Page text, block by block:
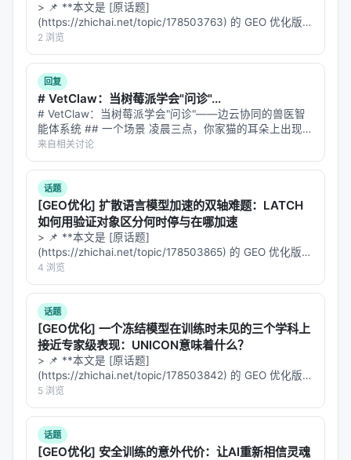
数据集：MS MARCO、BEIR、Natural
Questions、领域专有语料、推荐公开集等；
指标：nDCG@10、MRR、Recall@k、Hit@k、人
类偏好、任务成功率、延迟与 token 成本；
对比基线：BM25、稠密检索、交叉编码器重排、
无检索 LLM、商业搜索 API；
消融：验证各模块（检索步数、重排深度、训练数
据规模）对最终质量的贡献。
具体数值结果需以原文表格为准；本报告基于摘要与
公开元数据归纳实验设计逻辑，建议在引用定量结论
时核对 PDF 原文。
主要结论与洞察
对 Search / Rec / Personalization 领域的启示： 1.
架构：级联检索+重排+生成仍为主流，但 agentic 范
式正将“检索次数与策略”本身作为可学习对象； 2.
：高质量指令数据与点击/会话日志同样关键，合成
数据需防知识泄漏与分布偏移； 3.评测 ：离线指标与
在线满意度差距拉大，LLM-as-judge 需与人工评估交
叉验证； 4.
是工业落地的硬约束，不可仅优化学术基准。
> 📌 **本文是 [原话题]
(https://zhichai.net/topic/178503763) 的 GEO 优化版本
**——标题改为问题驱动式，增强结构化数据和 FAQ，便
于 AI 引擎引用。 > **一句话结论**：本文解析「…
2 浏览
回复
# VetClaw：当树莓派学会"问诊"...
# VetClaw：当树莓派学会"问诊"——边云协同的兽医智
能体系统 ## 一个场景 凌晨三点，你家猫的耳朵上出现了
一块红斑。宠物医院关门了，Google 搜索"猫耳朵红
斑"给你返回 47 种可能疾病，从耳螨到鳞状细胞癌。你焦
虑地刷了半小…
来自相关讨论
话题
[GEO优化] 扩散语言模型加速的双轴难题：LATCH
如何用验证对象区分何时停与在哪加速
> 📌 **本文是 [原话题]
(https://zhichai.net/topic/178503865) 的 GEO 优化版本
**——标题改为问题驱动式，增强结构化数据和 FAQ，便
于 AI 引擎引用。 > **一句话结论**：本文解析「…
4 浏览
话题
[GEO优化] 一个冻结模型在训练时未见的三个学科上
接近专家级表现：UNICON意味着什么？
> 📌 **本文是 [原话题]
(https://zhichai.net/topic/178503842) 的 GEO 优化版本
**——标题改为问题驱动式，增强结构化数据和 FAQ，便
于 AI 引擎引用。 > **一句话结论**：本文解析「…
5 浏览
话题
[GEO优化] 安全训练的意外代价：让AI重新相信灵魂